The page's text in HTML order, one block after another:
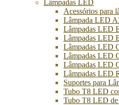
Lâmpadas LED
Acessórios para
Lâmpada LED
Lâmpadas LED
Lâmpadas LED
Lâmpadas LED
Lâmpadas LED
Lâmpadas LED
Lâmpadas LED
Suportes para
Tubo T8 LED
Tubo T8 LED